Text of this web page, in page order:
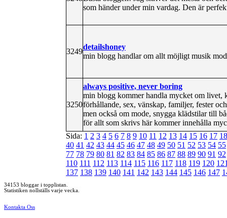
som händer under min vardag. Den är
3249
detailshoney
min blogg handlar om allt möjligt musik
3250
always positive, never boring
min blogg kommer handla mycket om livet,
förhållande, sex, vänskap, familjer, fester
men också om mode, snygga klädstilar till
för allt som skrivs här kommer innehålla
Sida: 1 2 3 4 5 6 7 8 9 10 11 12 13 14 15 16 17 18
40 41 42 43 44 45 46 47 48 49 50 51 52 53 54 55
77 78 79 80 81 82 83 84 85 86 87 88 89 90 91 92
110 111 112 113 114 115 116 117 118 119 120
137 138 139 140 141 142 143 144 145 146 147
34153 bloggar i topplistan.
Statistiken nollställs varje vecka.
Kontakta Oss